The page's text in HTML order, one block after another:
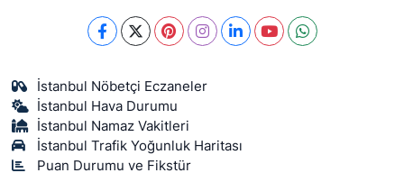
İstanbul Nöbetçi Eczaneler
İstanbul Hava Durumu
İstanbul Namaz Vakitleri
İstanbul Trafik Yoğunluk Haritası
Puan Durumu ve Fikstür